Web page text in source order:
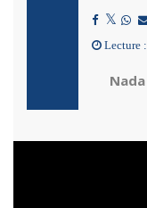
Lecture